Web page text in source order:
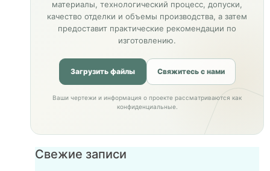
материалы, технологический процесс, допуски,
качество отделки и объемы производства, а затем
предоставит практические рекомендации по
изготовлению.
Загрузить файлы Свяжитесь с нами
Ваши чертежи и информация о проекте рассматриваются как
конфиденциальные.
Свежие записи